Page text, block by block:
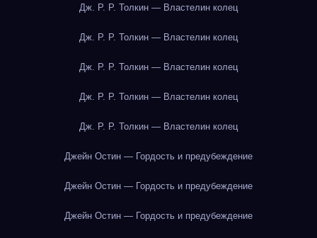
Дж. Р. Р. Толкин — Властелин колец
Дж. Р. Р. Толкин — Властелин колец
Дж. Р. Р. Толкин — Властелин колец
Дж. Р. Р. Толкин — Властелин колец
Дж. Р. Р. Толкин — Властелин колец
Джейн Остин — Гордость и предубеждение
Джейн Остин — Гордость и предубеждение
Джейн Остин — Гордость и предубеждение